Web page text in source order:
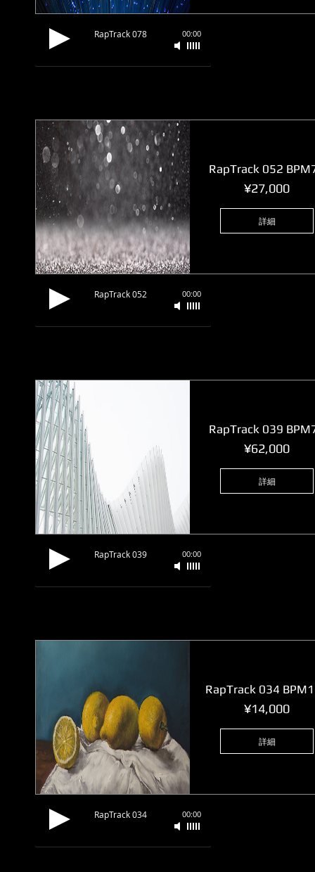
RapTrack 078 00:00
RapTrack 052
¥27,000価
詳細
RapTrack 052 00:00
RapTrack 039
¥62,000価
詳細
RapTrack 039 00:00
RapTrack 034
¥14,000価
詳細
RapTrack 034 00:00